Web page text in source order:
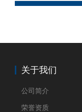
关于我们
公司简介
荣誉资质